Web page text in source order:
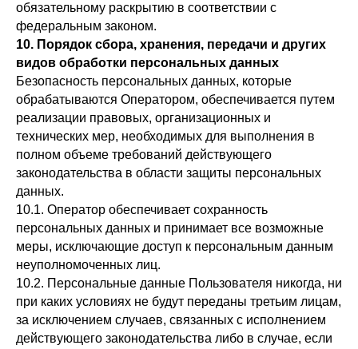
обязательному раскрытию в соответствии с
федеральным законом.
10. Порядок сбора, хранения, передачи и других
видов обработки персональных данных
Безопасность персональных данных, которые
обрабатываются Оператором, обеспечивается путем
реализации правовых, организационных и
технических мер, необходимых для выполнения в
полном объеме требований действующего
законодательства в области защиты персональных
данных.
10.1. Оператор обеспечивает сохранность
персональных данных и принимает все возможные
меры, исключающие доступ к персональным данным
неуполномоченных лиц.
10.2. Персональные данные Пользователя никогда, ни
при каких условиях не будут переданы третьим лицам,
за исключением случаев, связанных с исполнением
действующего законодательства либо в случае, если